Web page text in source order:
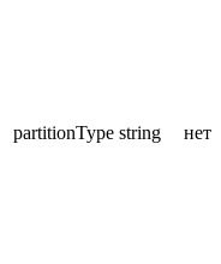
partitionType string нет